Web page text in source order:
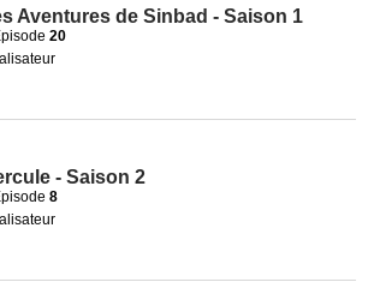
Aventures de Sinbad - Saison 1
20
- Saison 2
8